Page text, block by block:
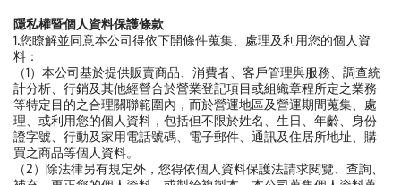
隱私權暨個人資料保護條款
1.您瞭解並同意本公司得依下開條件蒐集、處理及利用您的個人資
料：
（1）本公司基於提供販賣商品、消費者、客戶管理與服務、調查統
計分析、行銷及其他經營合於營業登記項目或組織章程所定之業務
等特定目的之合理關聯範圍內，而於營運地區及營運期間蒐集、處
理、或利用您的個人資料，包括但不限於姓名、生日、年齡、身份
證字號、行動及家用電話號碼、電子郵件、通訊及住居所地址、購
買之商品等個人資料。
（2）除法律另有規定外，您得依個人資料保護法請求閱覽、查詢、